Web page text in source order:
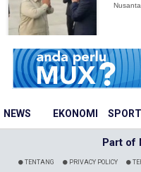
NEWS EKONOMI
Part of
TENTANG PRIVACY POLICY